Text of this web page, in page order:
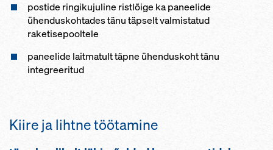
postide ringikujuline ristlõige ka paneelide
ühenduskohtades tänu täpselt valmistatud
raketisepooltele
paneelide laitmatult täpne ühenduskoht tänu
integreeritud
Kiire ja lihtne töötamine